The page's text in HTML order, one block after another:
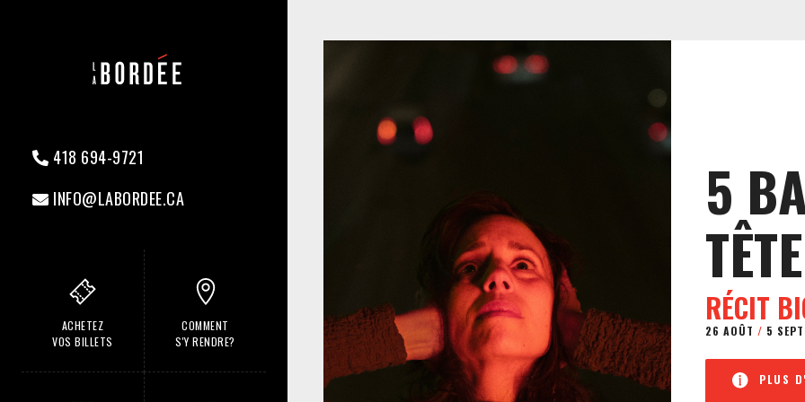
418 694-9721
INFO@LABORDEE.CA
ACHETEZ
VOS BILLETS
COMMENT
S'Y RENDRE?
5
TÊTE
RÉCIT
26 AOÛT / 5
PLUS